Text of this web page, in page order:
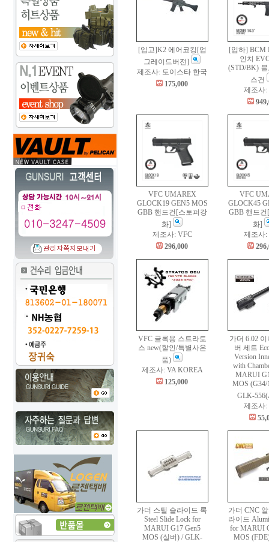
[입고]K2 에어코킹[업
그레이드버전]
제조사: 토이스타 한국
175,000
[입하] BCM
인치
(STD/BK)
스건
제조사:
VFC UMAREX
GLOCK19 GEN5 MOS
GBB 핸드건[스토퍼강
화]
제조사: VFC
296,000
VFC
GLOCK45
GBB 핸드
화]
제조사:
VFC 글록용 스트라토
스 new(할인/특별사은
품)
제조사: VA KOREA
125,000
가더 6.02
버 세트
Version
with
MARUI
MOS (G34/
GLK-
제조사:
가더 스틸 슬라이드 록
Steel Slide Lock for
MARUI G17 Gen5
MOS (실버) / GLK-
가더 CNC
라이드
for MARUI
MOS